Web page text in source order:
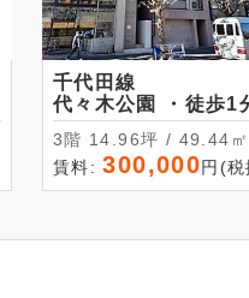
千代田線
代々木公園 ・徒
3階 14.96坪 / 49.44㎡
賃料:300,000円(税